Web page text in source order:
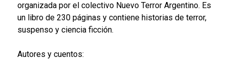
organizada por el colectivo Nuevo Terror Argentino. Es
un libro de 230 páginas y contiene historias de terror,
suspenso y ciencia ficción.
Autores y cuentos: